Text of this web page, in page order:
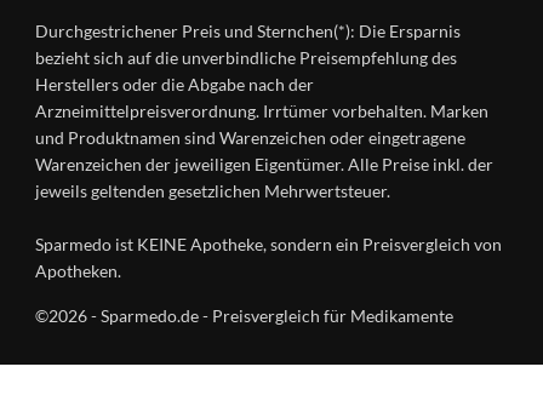
Gesundheitsmagazin
Durchgestrichener Preis und Sternchen(*): Die Ersparnis
bezieht sich auf die unverbindliche Preisempfehlung des
Herstellers oder die Abgabe nach der
Arzneimittelpreisverordnung. Irrtümer vorbehalten. Marken
und Produktnamen sind Warenzeichen oder eingetragene
Warenzeichen der jeweiligen Eigentümer. Alle Preise inkl. der
jeweils geltenden gesetzlichen Mehrwertsteuer.
Sparmedo ist KEINE Apotheke, sondern ein Preisvergleich von
Apotheken.
©2026 - Sparmedo.de - Preisvergleich für Medikamente